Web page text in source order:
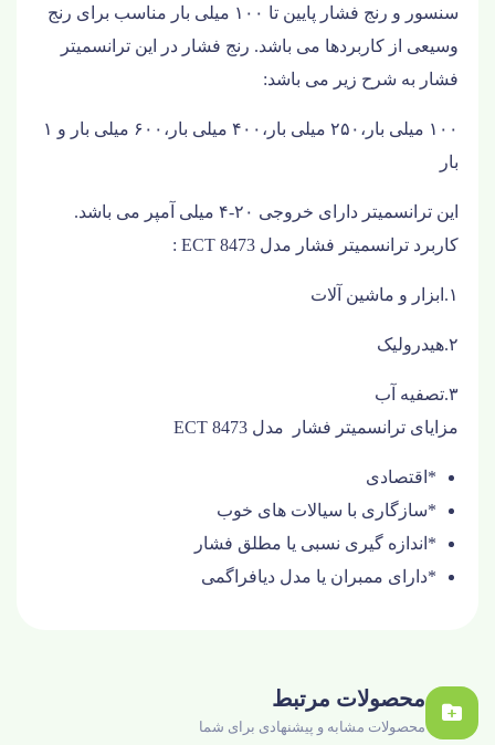
سنسور و رنج فشار پایین تا ۱۰۰ میلی بار مناسب برای رنج
وسیعی از کاربردها می باشد. رنج فشار در این ترانسمیتر
فشار به شرح زیر می باشد:
۱۰۰ میلی بار،۲۵۰ میلی بار،۴۰۰ میلی بار،۶۰۰ میلی بار و ۱
بار
این ترانسمیتر دارای خروجی ۲۰-۴ میلی آمپر می باشد.
کاربرد ترانسمیتر فشار مدل ECT 8473 :
۱.ابزار و ماشین آلات
۲.هیدرولیک
۳.تصفیه آب
مزایای ترانسمیتر فشار مدل ECT 8473
*اقتصادی
*سازگاری با سیالات های خوب
*اندازه گیری نسبی یا مطلق فشار
*دارای ممبران یا مدل دیافراگمی
محصولات مرتبط
محصولات مشابه و پیشنهادی برای شما